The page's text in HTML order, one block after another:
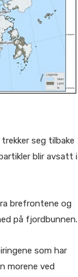
seg tilbake
blir avsatt i
brefrontene og
på fjordbunnen.
som har
morene ved